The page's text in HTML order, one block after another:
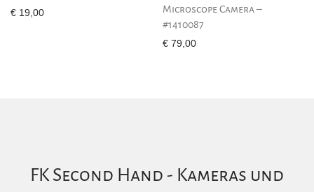
€ 19,00
Microscope Camera –
#1410087
€ 79,00
FK Second Hand - Kameras und